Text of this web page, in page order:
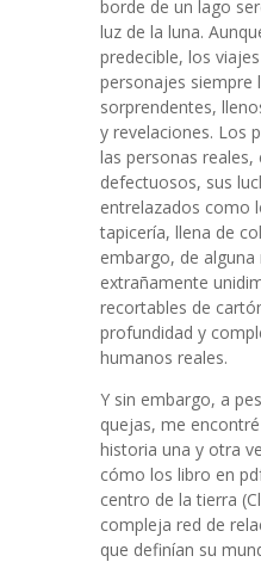
borde de un lago
luz de la luna.
predecible, los
personajes siempre
sorprendentes,
y revelaciones. Los
las personas
defectuosos, sus
entrelazados como
tapicería, llena de
embargo, de
extrañamente
recortables de
profundidad y
humanos reales.
Y sin embargo, a
quejas, me
historia una y otra
cómo los libro en
centro de la tierra
compleja red de
que definían su